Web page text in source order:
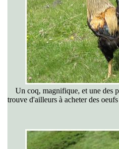
Un coq, magnifique, et une des
trouve d'ailleurs à acheter des